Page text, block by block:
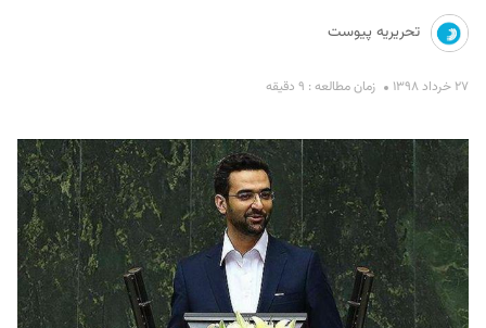
تحریریه پیوست
۲۷ خرداد ۱۳۹۸ زمان مطالعه : ۹ دقیقه